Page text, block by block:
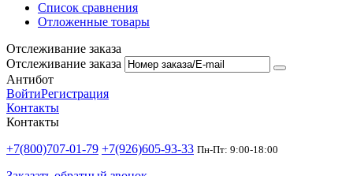
Список сравнения
Отложенные товары
Отслеживание заказа
Отслеживание заказа
Антибот
ВойтиРегистрация
Контакты
Контакты
+7(800)707-01-79 +7(926)605-93-33 Пн-Пт: 9:00-18:00